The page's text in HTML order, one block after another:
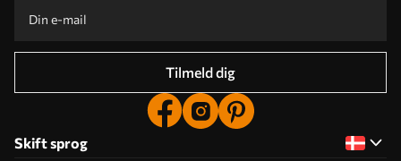
Tilmeld dig
Skift sprog